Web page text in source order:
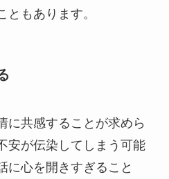
ともあります。
に共感することが求めら
安が伝染してしまう可能
に心を開きすぎること